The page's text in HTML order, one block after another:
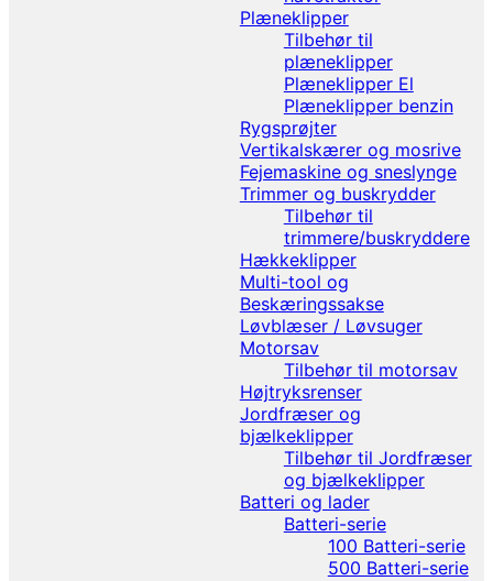
Plæneklipper
Tilbehør til
plæneklipper
Plæneklipper El
Plæneklipper benzin
Rygsprøjter
Vertikalskærer og mosrive
Fejemaskine og sneslynge
Trimmer og buskrydder
Tilbehør til
trimmere/buskryddere
Hækkeklipper
Multi-tool og
Beskæringssakse
Løvblæser / Løvsuger
Motorsav
Tilbehør til motorsav
Højtryksrenser
Jordfræser og
bjælkeklipper
Tilbehør til Jordfræser
og bjælkeklipper
Batteri og lader
Batteri-serie
100 Batteri-serie
500 Batteri-serie